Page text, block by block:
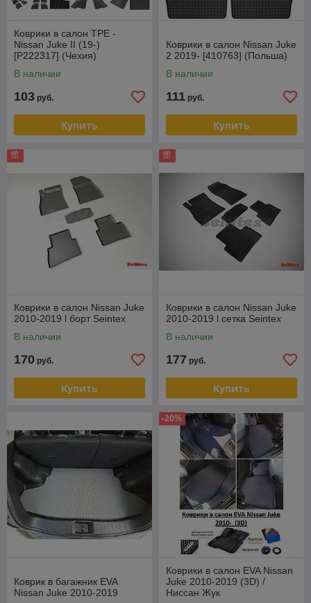
Коврики в салон TPE -
Nissan Juke II (19-)
[P222317] (Чехия)
В наличии
103 руб.
Купить
Коврики в салон Nissan Juke
2 2019- [410763] (Польша)
В наличии
111 руб.
Купить
Коврики в салон Nissan Juke
2010-2019 l борт Seintex
В наличии
170 руб.
Купить
Коврики в салон Nissan Juke
2010-2019 l сетка Seintex
В наличии
177 руб.
Купить
Коврик в багажник EVA
Nissan Juke 2010-2019
-20%
Коврики в салон EVA Nissan
Juke 2010-2019 (3D) /
Ниссан Жук